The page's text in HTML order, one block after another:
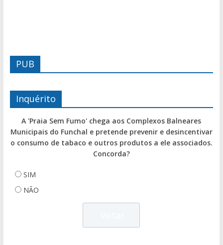
PUB
Inquérito
A 'Praia Sem Fumo' chega aos Complexos Balneares
Municipais do Funchal e pretende prevenir e desincentivar
o consumo de tabaco e outros produtos a ele associados.
Concorda?
SIM
NÃO